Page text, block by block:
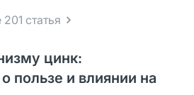
201 статья
цинк:
пользе и влиянии на